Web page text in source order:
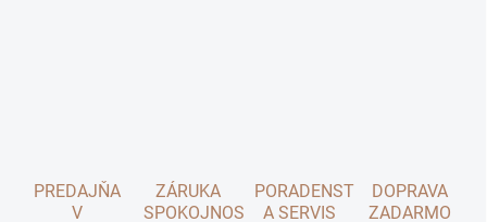
PREDAJŇA
V
ZÁRUKA
SPOKOJNOSTI
PORADENSTVO
A SERVIS
DOPRAVA
ZADARMO